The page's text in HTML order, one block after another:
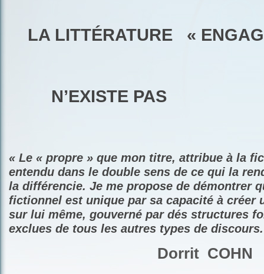
LA LITTÉRATURE «
N’EXISTE PAS
« Le « propre » que mon titre, attribue à la
entendu dans le double sens de ce qui la
la différencie. Je me propose de démontrer
fictionnel est unique par sa capacité à créer
sur lui même, gouverné par dés structures
exclues de tous les autres types de discours.
Dorrit COHN